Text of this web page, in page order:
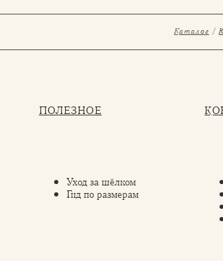
Каталог
ПОЛЕЗНОЕ
Уход за шёлком
Гид по размерам